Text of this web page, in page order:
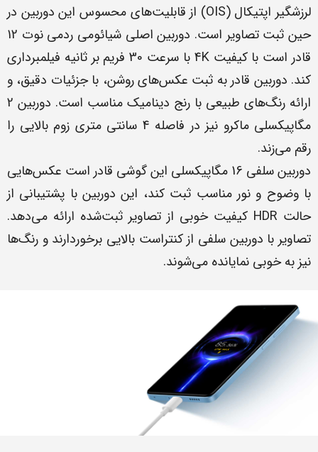
لرزشگیر اپتیکال (OIS) از قابلیت‌های محسوس این دوربین در
حین ثبت تصاویر است. دوربین اصلی شیائومی ردمی نوت 12
قادر است با کیفیت 4K با سرعت 30 فریم بر ثانیه فیلمبرداری
کند. دوربین قادر به ثبت عکس‌های روشن، با جزئیات دقیق، و
ارائه رنگ‌های طبیعی با رنج دینامیک مناسب است. دوربین 2
مگاپیکسلی ماکرو نیز در فاصله 4 سانتی متری زوم بالایی را
رقم می‌زند.
دوربین سلفی 16 مگاپیکسلی این گوشی قادر است عکس‌هایی
با وضوح و نور مناسب ثبت کند، این دوربین با پشتیبانی از
حالت HDR کیفیت خوبی از تصاویر ثبت‌شده ارائه می‌دهد.
تصاویر با دوربین سلفی از کنتراست بالایی برخوردارند و رنگ‌ها
نیز به خوبی نمایانده می‌شوند.